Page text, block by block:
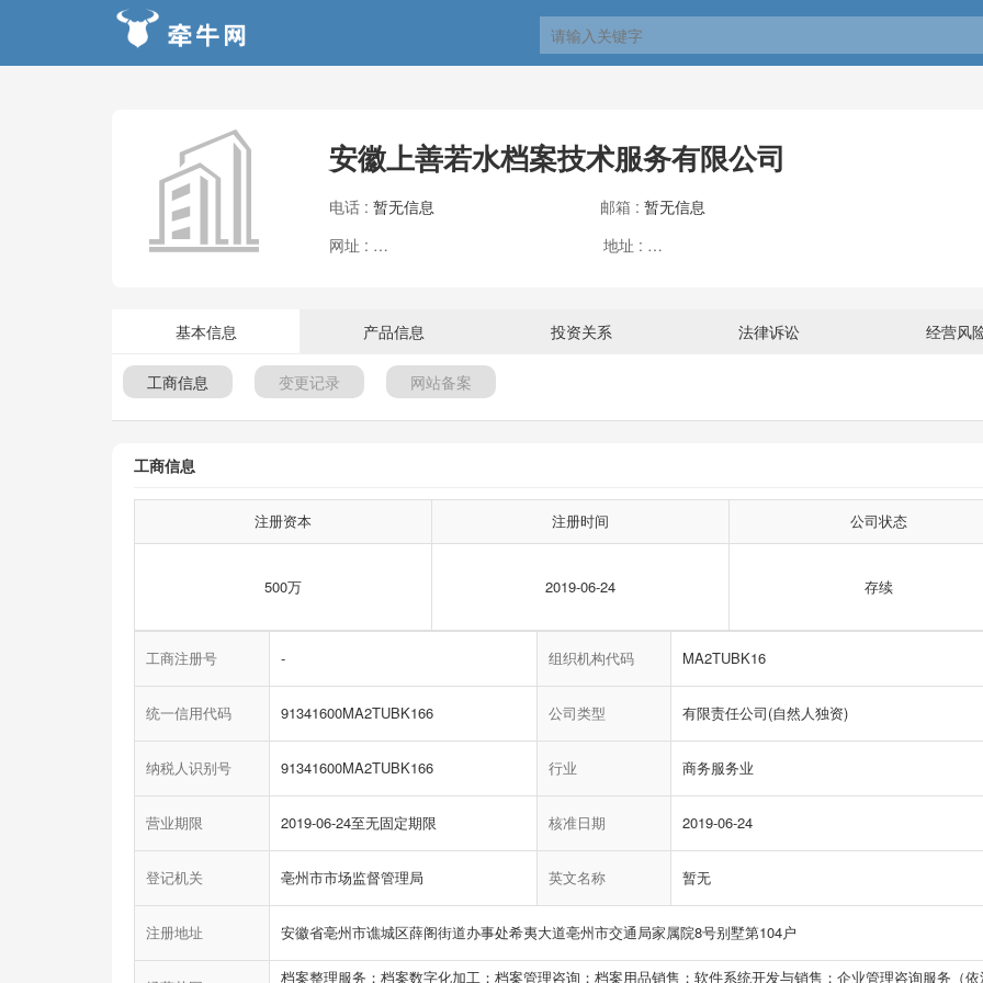
安徽上善若水档案技术服务有限公司
电话 : 暂无信息 邮箱 : 暂无信息
网址 :
暂无信息 地址 :
基本信息 产品信息 投资关系 法律诉讼 经营风
工商信息 变更记录 网站备案
工商信息
注册资本 注册时间 公司状态
500万 2019-06-24 存续
工商注册号 - 组织机构代码 MA2TUBK16
统一信用代码 91341600MA2TUBK166 公司类型 有限责任公司(自然人独资)
纳税人识别号 91341600MA2TUBK166 行业 商务服务业
营业期限 2019-06-24至无固定期限 核准日期 2019-06-24
登记机关 亳州市市场监督管理局 英文名称 暂无
注册地址 安徽省亳州市谯城区薛阁街道办事处希夷大道亳州市交通局家属院8号别墅第104户
档案整理服务；档案数字化加工；档案管理咨询；档案用品销售；软件系统开发与销售；企业管理咨询服务（